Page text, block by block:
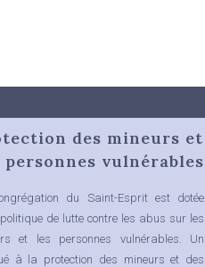
des mineurs et
personnes vulnérables
du Saint-Esprit est dotée
politique de lutte contre les abus sur les
et les personnes vulnérables. Un
à la protection des mineurs et des